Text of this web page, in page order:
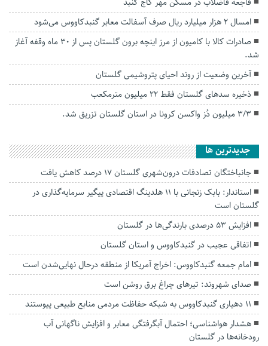
امسال ۲ هزار میلیارد ریال صرف آسفالت معابر گنبدکاووس می‌شود
صادرات کالا با کامیون از مرز اینچه برون گلستان پس از ۳۰ ماه وقفه آغاز
شد.
آخرین وضعیت از روند احیای پتروشیمی گلستان
ذخیره سد‌های گلستان فقط ۲۲ میلیون مترمکعب
۳/۳ میلیون دُز واکسن کرونا در استان گلستان تزریق شد.
جديدترين ها
جانباختگان تصادفات درون‌شهری گلستان ۱۷ درصد کاهش یافت
استاندار: بابک زنجانی با ۱۱ هلدینگ اقتصادی پیگیر سرمایه‌گذاری در
گلستان است
افزایش ۵۳ درصدی بارندگی‌ها در گلستان
اتفاقی عجیب در‌ گنبدکاووس و استان گلستان
امام جمعه گنبدکاووس: اخراج آمریکا از منطقه درحال نهایی‌شدن است
صدای شهروند: تیرهای چراغ برق روشن است
۱۱ دهیاری گنبدکاووس به شبکه حفاظت مردمی منابع طبیعی پیوستند
هشدار هواشناسی؛ احتمال آبگرفتگی معابر و افزایش ناگهانی آب
رودخانه‌ها در گلستان